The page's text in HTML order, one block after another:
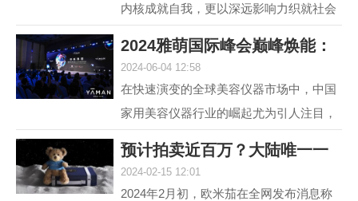
内核成就自我，更以深远影响力织就社会
牌NEXY.CO（奈蔻）...
2024雅萌国际峰会巅峰焕能：
2024-06-04 12:58
在快速演变的全球美容仪器市场中，中国
家用美容仪器行业的崛起尤为引人注目，
到快速增长的转变，...
预计拍卖近百万？大陆唯一一
2024-02-15 12:01
2024年2月初，欧米茄在全网发布消息称